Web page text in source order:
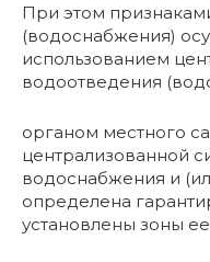
При этом
(водоснабжения)
использованием
водоотведения
органом местного
централизованной
водоснабжения и
определена
установлены зоны